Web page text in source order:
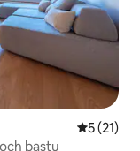
5 av 5 i
5 (21)
bastu